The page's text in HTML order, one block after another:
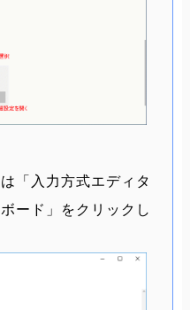
「入力方式エディタ
ード」をクリックし